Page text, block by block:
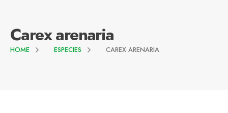
Carex arenaria
HOME ESPECIES CAREX ARENARIA